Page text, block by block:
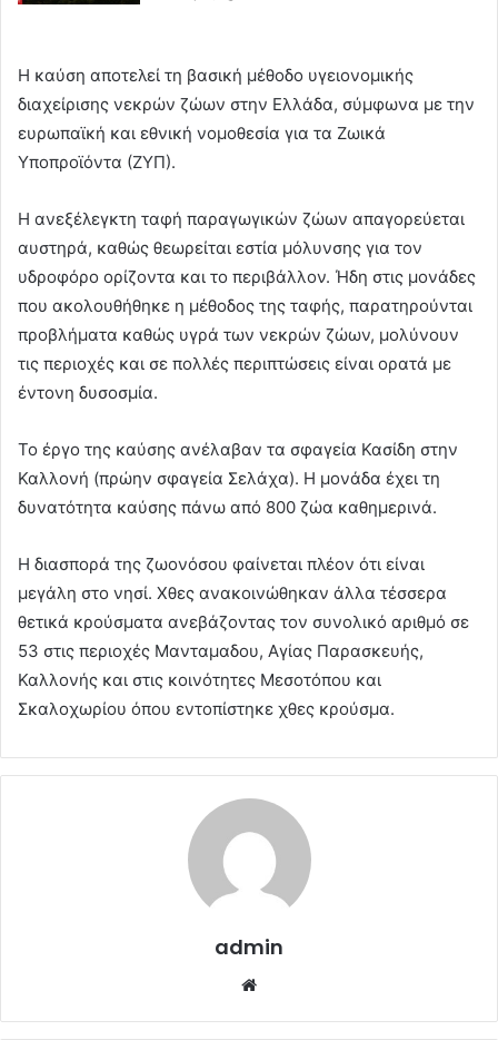
Η καύση αποτελεί τη βασική μέθοδο υγειονομικής
διαχείρισης νεκρών ζώων στην Ελλάδα, σύμφωνα με την
ευρωπαϊκή και εθνική νομοθεσία για τα Ζωικά
Υποπροϊόντα (ΖΥΠ).
Η ανεξέλεγκτη ταφή παραγωγικών ζώων απαγορεύεται
αυστηρά, καθώς θεωρείται εστία μόλυνσης για τον
υδροφόρο ορίζοντα και το περιβάλλον. Ήδη στις μονάδες
που ακολουθήθηκε η μέθοδος της ταφής, παρατηρούνται
προβλήματα καθώς υγρά των νεκρών ζώων, μολύνουν
τις περιοχές και σε πολλές περιπτώσεις είναι ορατά με
έντονη δυσοσμία.
Το έργο της καύσης ανέλαβαν τα σφαγεία Κασίδη στην
Καλλονή (πρώην σφαγεία Σελάχα). Η μονάδα έχει τη
δυνατότητα καύσης πάνω από 800 ζώα καθημερινά.
Η διασπορά της ζωονόσου φαίνεται πλέον ότι είναι
μεγάλη στο νησί. Χθες ανακοινώθηκαν άλλα τέσσερα
θετικά κρούσματα ανεβάζοντας τον συνολικό αριθμό σε
53 στις περιοχές Μανταμαδου, Αγίας Παρασκευής,
Καλλονής και στις κοινότητες Μεσοτόπου και
Σκαλοχωρίου όπου εντοπίστηκε χθες κρούσμα.
admin